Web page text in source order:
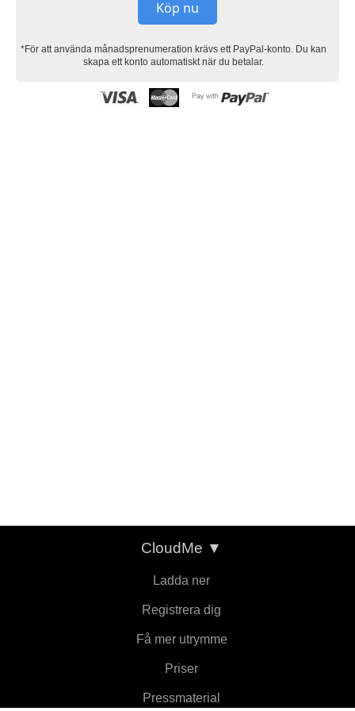
Köp nu
*För att använda månadsprenumeration krävs ett PayPal-konto. Du kan
skapa ett konto automatiskt när du betalar.
CloudMe ▼
Ladda ner
Registrera dig
Få mer utrymme
Priser
Pressmaterial